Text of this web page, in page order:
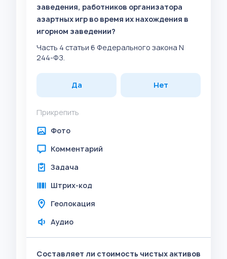
заведения, работников организатора
азартных игр во время их нахождения в
игорном заведении?
Часть 4 статьи 6 Федерального закона N
244-ФЗ.
Да Нет
Прикрепить
Фото
Комментарий
Задача
Штрих-код
Геолокация
Аудио
Составляет ли стоимость чистых активов